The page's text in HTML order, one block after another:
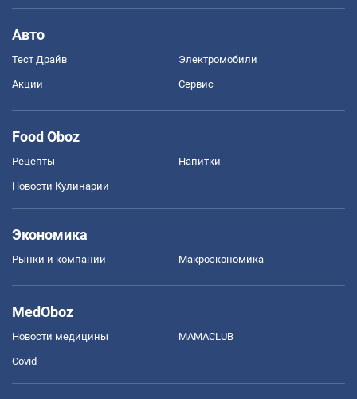
Авто
Тест Драйв Электромобили
Акции Сервис
Food Oboz
Рецепты Напитки
Новости Кулинарии
Экономика
Рынки и компании Mакроэкономика
MedOboz
Новости медицины MAMACLUB
Covid